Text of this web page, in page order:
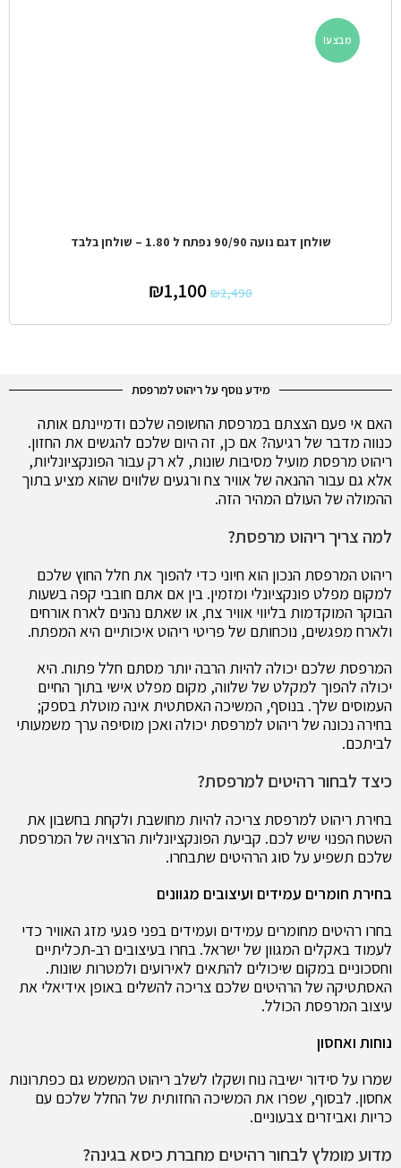
מבצע!
שולחן דגם נועה 90/90 נפתח ל 1.80 – שולחן בלבד
₪2,490
₪1,100
מידע נוסף על ריהוט למרפסת
האם אי פעם הצצתם במרפסת החשופה שלכם ודמיינתם אותה
כנווה מדבר של רגיעה? אם כן, זה היום שלכם להגשים את החזון.
ריהוט מרפסת מועיל מסיבות שונות, לא רק עבור הפונקציונליות,
אלא גם עבור ההנאה של אוויר צח ורגעים שלווים שהוא מציע בתוך
ההמולה של העולם המהיר הזה.
למה צריך ריהוט מרפסת?
ריהוט המרפסת הנכון הוא חיוני כדי להפוך את חלל החוץ שלכם
למקום מפלט פונקציונלי ומזמין. בין אם אתם חובבי קפה בשעות
הבוקר המוקדמות בליווי אוויר צח, או שאתם נהנים לארח אורחים
ולארח מפגשים, נוכחותם של פריטי ריהוט איכותיים היא המפתח.
המרפסת שלכם יכולה להיות הרבה יותר מסתם חלל פתוח. היא
יכולה להפוך למקלט של שלווה, מקום מפלט אישי בתוך החיים
העמוסים שלך. בנוסף, המשיכה האסתטית אינה מוטלת בספק;
בחירה נכונה של ריהוט למרפסת יכולה ואכן מוסיפה ערך משמעותי
לביתכם.
כיצד לבחור רהיטים למרפסת?
בחירת ריהוט למרפסת צריכה להיות מחושבת ולקחת בחשבון את
השטח הפנוי שיש לכם. קביעת הפונקציונליות הרצויה של המרפסת
שלכם תשפיע על סוג הרהיטים שתבחרו.
בחירת חומרים עמידים ועיצובים מגוונים
בחרו רהיטים מחומרים עמידים ועמידים בפני פגעי מזג האוויר כדי
לעמוד באקלים המגוון של ישראל. בחרו בעיצובים רב-תכליתיים
וחסכוניים במקום שיכולים להתאים לאירועים ולמטרות שונות.
האסתטיקה של הרהיטים שלכם צריכה להשלים באופן אידיאלי את
עיצוב המרפסת הכולל.
נוחות ואחסון
שמרו על סידור ישיבה נוח ושקלו לשלב ריהוט המשמש גם כפתרונות
אחסון. לבסוף, שפרו את המשיכה החזותית של החלל שלכם עם
כריות ואביזרים צבעוניים.
מדוע מומלץ לבחור רהיטים מחברת כיסא בגינה?